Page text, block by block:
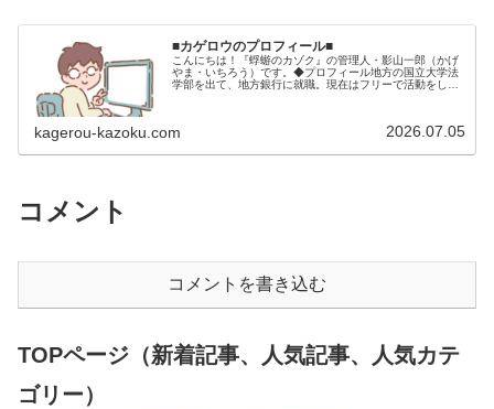
■カゲロウのプロフィール■
こんにちは！『蜉蝣のカゾク』の管理人・影山一郎（かげ
やま・いちろう）です。◆プロフィール地方の国立大学法
学部を出て、地方銀行に就職。現在はフリーで活動をして
kagerou-kazoku.com 2026.07.05
コメント
コメントを書き込む
TOPページ（新着記事、人気記事、人気カテ
ゴリー）